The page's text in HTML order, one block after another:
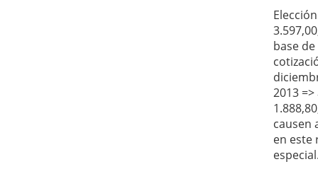
base de
2013 =>
causen
en este